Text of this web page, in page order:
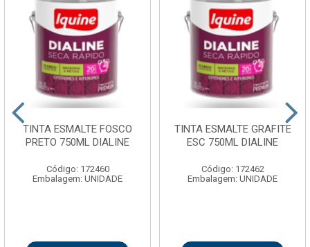
TINTA ESMALTE FOSCO
PRETO 750ML DIALINE
Código: 172460
Embalagem: UNIDADE
TINTA ESMALTE GRAFITE
ESC 750ML DIALINE
Código: 172462
Embalagem: UNIDADE